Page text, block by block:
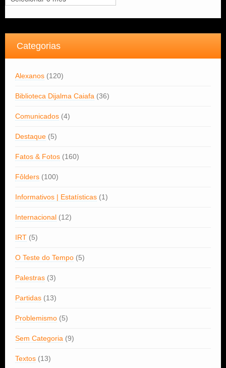
Categorias
Alexanos (120)
Biblioteca Dijalma Caiafa (36)
Comunicados (4)
Destaque (5)
Fatos & Fotos (160)
Fôlders (100)
Informativos | Estatísticas (1)
Internacional (12)
IRT (5)
O Teste do Tempo (5)
Palestras (3)
Partidas (13)
Problemismo (5)
Sem Categoria (9)
Textos (13)